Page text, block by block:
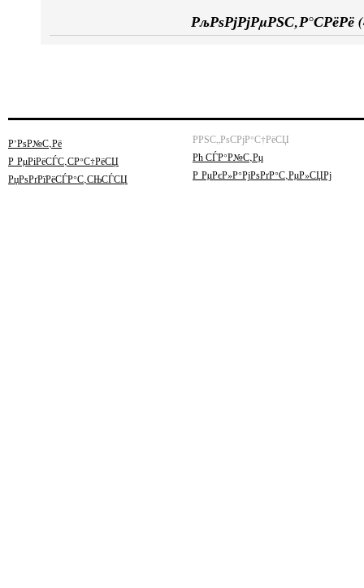
РљРѕРјРјРµРЅС‚Р°СРёРё (
Р’РѕР№С‚Рё
Р РµРіРёСЃС‚СР°С†РёСЏ
РџРѕРґРїРёСЃР°С‚СЊСЃСЏ
РРЅС„РѕСРјР°С†РёСЏ
Рћ СЃР°Р№С‚Рµ
Р РµРєР»Р°РјРѕРґР°С‚РµР»СЏРј